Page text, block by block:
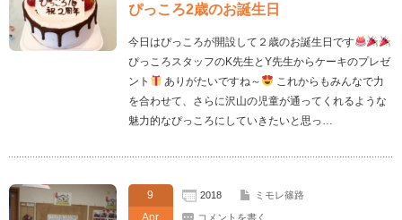
ぴっころ2歳のお誕生日
今日はぴっころが開設して２歳のお誕生日です
ぴっころスタッフのK先生とY先生からケーキのプレゼ
ント
ありがたいですね～
これからもみんなで力
を合わせて、さらに沢山の児童が通ってくれるような
魅力的なぴっころにしていきたいと思っ…
9
Apr
2018 ミモレ篠路
コメントを書く